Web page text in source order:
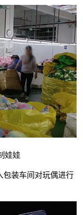
娃娃
包装车间对玩偶进行